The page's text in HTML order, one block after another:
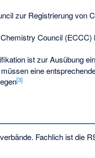
zur Registrierung von
Council(ECCC)
ist zur Ausübung
eine
[3]
Fachlich ist die